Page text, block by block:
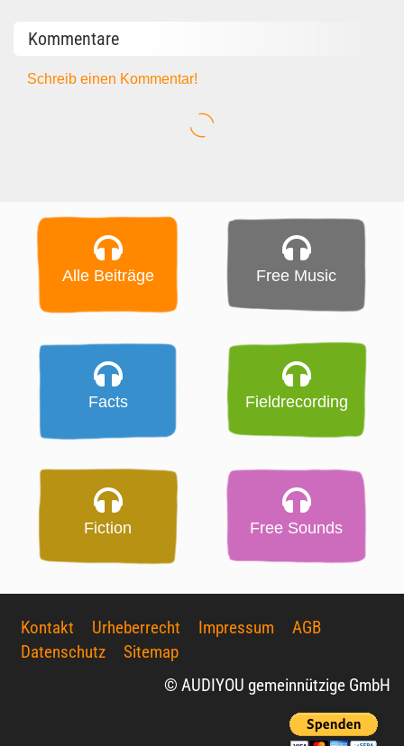
Kommentare
Schreib einen Kommentar!
Alle Beiträge Free Music
Facts Fieldrecording
Fiction Free Sounds
Kontakt Urheberrecht Impressum
AGB
Datenschutz
Sitemap
© AUDIYOU gemeinnützige GmbH